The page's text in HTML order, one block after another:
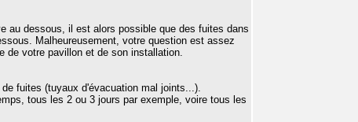
au dessous, il est alors possible que des fuites dans
Malheureusement, votre question est assez
de votre pavillon et de son installation.
fuites (tuyaux d'évacuation mal joints...).
tous les 2 ou 3 jours par exemple, voire tous les